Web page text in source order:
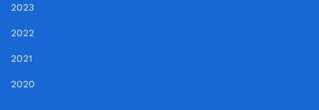
2023
2022
2021
2020